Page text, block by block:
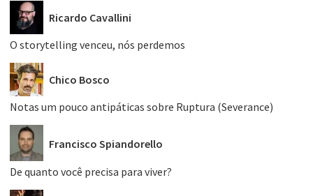
Ricardo Cavallini
O storytelling venceu, nós perdemos
Chico Bosco
Notas um pouco antipáticas sobre Ruptura (Severance)
Francisco Spiandorello
De quanto você precisa para viver?